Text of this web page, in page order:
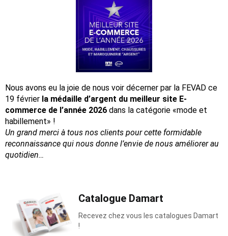
Nous avons eu la joie de nous voir décerner par la FEVAD ce
19 février la médaille d’argent du meilleur site E-
commerce de l’année 2026 dans la catégorie «mode et
habillement» !
Un grand merci à tous nos clients pour cette formidable
reconnaissance qui nous donne l’envie de nous améliorer au
quotidien…
Catalogue Damart
Recevez chez vous les catalogues Damart
!